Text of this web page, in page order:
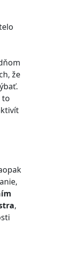
že
to
,